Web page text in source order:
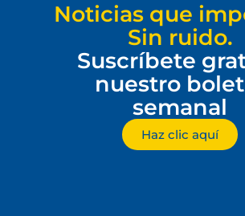
Noticias que
Sin ruido.
Suscríbete
nuestro
semanal
Haz clic aquí